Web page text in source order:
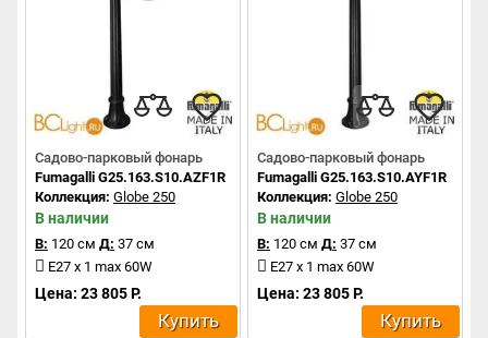
Садово-парковый фонарь
Fumagalli G25.163.S10.AZF1R
Коллекция: Globe 250
В наличии
В: 120 см Д: 37 см
E27 x 1 max 60W
Цена: 23 805 Р.
Купить
Садово-парковый фонарь
Fumagalli G25.163.S10.AYF1R
Коллекция: Globe 250
В наличии
В: 120 см Д: 37 см
E27 x 1 max 60W
Цена: 23 805 Р.
Купить